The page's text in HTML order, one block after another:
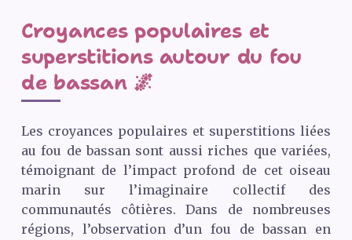
Croyances populaires et
superstitions autour du fou
de bassan 🌌
Les croyances populaires et superstitions liées
au fou de bassan sont aussi riches que variées,
témoignant de l’impact profond de cet oiseau
marin sur l’imaginaire collectif des
communautés côtières. Dans de nombreuses
régions, l’observation d’un fou de bassan en